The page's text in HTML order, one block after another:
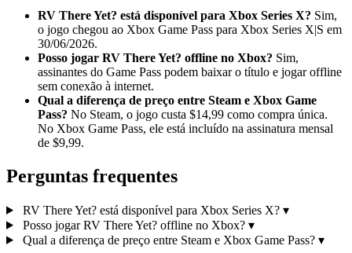
RV There Yet? está disponível para Xbox Series X? Sim,
o jogo chegou ao Xbox Game Pass para Xbox Series X|S em
30/06/2026.
Posso jogar RV There Yet? offline no Xbox? Sim,
assinantes do Game Pass podem baixar o título e jogar offline
sem conexão à internet.
Qual a diferença de preço entre Steam e Xbox Game
Pass? No Steam, o jogo custa $14,99 como compra única.
No Xbox Game Pass, ele está incluído na assinatura mensal
de $9,99.
Perguntas frequentes
RV There Yet? está disponível para Xbox Series X? ▾
Posso jogar RV There Yet? offline no Xbox? ▾
Qual a diferença de preço entre Steam e Xbox Game Pass? ▾